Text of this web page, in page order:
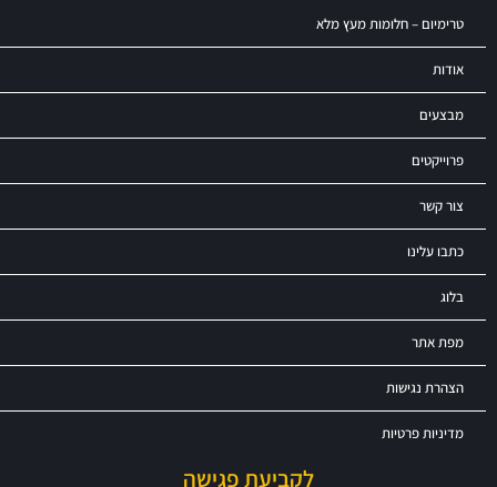
טרימיום – חלומות מעץ מלא
אודות
מבצעים
פרוייקטים
צור קשר
כתבו עלינו
בלוג
מפת אתר
הצהרת נגישות
מדיניות פרטיות
לקביעת פגישה